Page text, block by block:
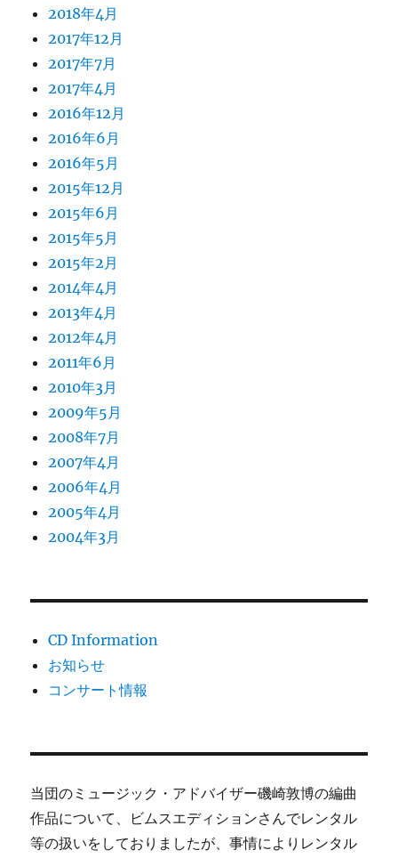
2018年4月
2017年12月
2017年7月
2017年4月
2016年12月
2016年6月
2016年5月
2015年12月
2015年6月
2015年5月
2015年2月
2014年4月
2013年4月
2012年4月
2011年6月
2010年3月
2009年5月
2008年7月
2007年4月
2006年4月
2005年4月
2004年3月
CD Information
お知らせ
コンサート情報
当団のミュージック・アドバイザー磯崎敦博の編曲
作品について、ビムスエディションさんでレンタル
等の扱いをしておりましたが、事情によりレンタル